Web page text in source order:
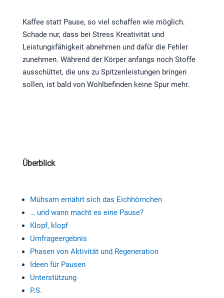
Kaffee statt Pause, so viel schaffen wie möglich.
Schade nur, dass bei Stress Kreativität und
Leistungsfähigkeit abnehmen und dafür die Fehler
zunehmen. Während der Körper anfangs noch Stoffe
ausschüttet, die uns zu Spitzenleistungen bringen
sollen, ist bald von Wohlbefinden keine Spur mehr.
Überblick
Mühsam ernährt sich das Eichhörnchen
… und wann macht es eine Pause?
Klopf, klopf
Umfrageergebnis
Phasen von Aktivität und Regeneration
Ideen für Pausen
Unterstützung
P.S.